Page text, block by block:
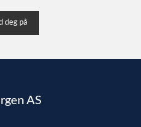
deg på
AS